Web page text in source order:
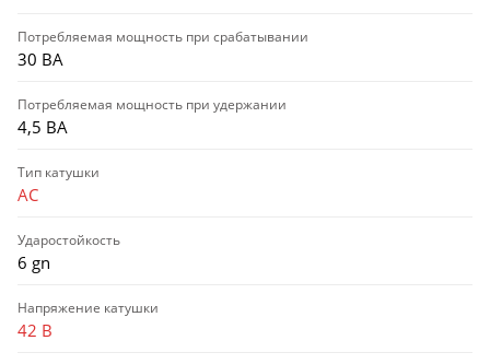
Потребляемая мощность при срабатывании
30 ВА
Потребляемая мощность при удержании
4,5 ВА
Тип катушки
AC
Ударостойкость
6 gn
Напряжение катушки
42 В